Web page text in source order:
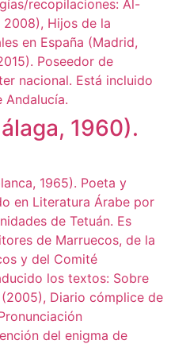
1960).